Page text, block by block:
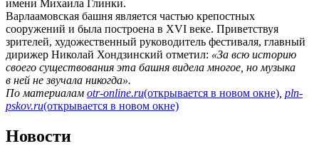
имени Михаила Глинки.
Варлаамовская башня является частью крепостных
сооружений и была построена в XVI веке. Приветствуя
зрителей, художественный руководитель фестиваля, главный
дирижер Николай Хондзинский отметил: «За всю историю
своего существования эта башня видела многое, но музыка
в ней не звучала никогда».
По материалам otr-online.ru(открывается в новом окне) pln-
pskov.ru(открывается в новом окне)
Новости